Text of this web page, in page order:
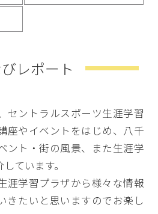
レポート
セントラルスポーツ生涯学習
座やイベントをはじめ、八千
ント・街の風景、また生涯学
ています。
涯学習プラザから様々な情報
きたいと思いますのでお楽し